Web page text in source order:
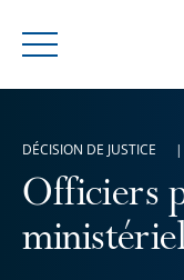
Menu
Officiers
DÉCISION DE JUSTICE